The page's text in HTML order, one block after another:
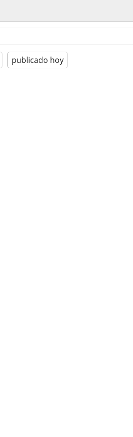
publicado hoy